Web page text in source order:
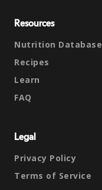
Resources
Nutrition Database
Recipes
Learn
FAQ
Legal
Privacy Policy
Terms of Service